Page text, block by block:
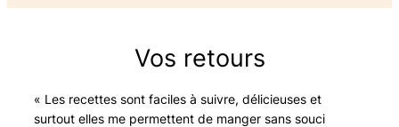
Vos retours
« Les recettes sont faciles à suivre, délicieuses et
surtout elles me permettent de manger sans souci